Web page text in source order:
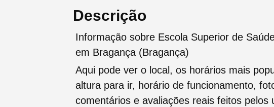
Descrição
Informação sobre Escola Superior de
em Bragança (Bragança)
Aqui pode ver o local, os horários mais
altura para ir, horário de funcionamento,
comentários e avaliações reais feitos pelos